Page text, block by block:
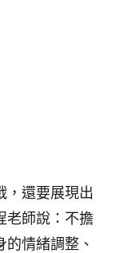
，還要展現出
老師說：不擔
情緒調整、